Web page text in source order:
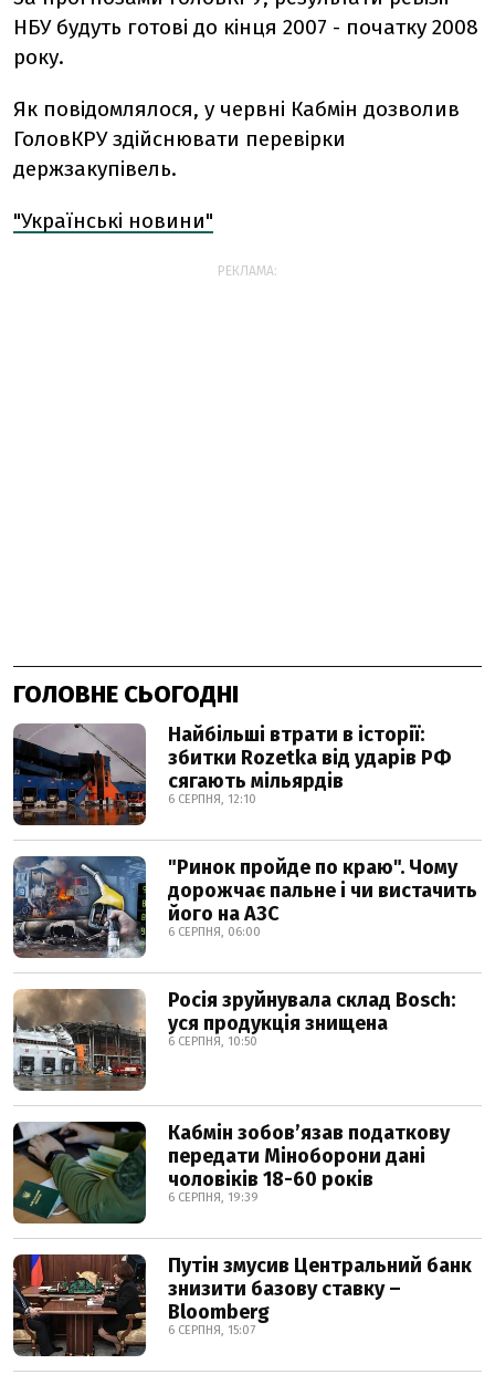
НБУ будуть готові до кінця 2007 - початку 2008
року.
Як повідомлялося, у червні Кабмін дозволив
ГоловКРУ здійснювати перевірки
держзакупівель.
"Українські новини"
РЕКЛАМА:
ГОЛОВНЕ СЬОГОДНІ
Найбільші втрати в історії:
збитки Rozetka від ударів РФ
сягають мільярдів
6 СЕРПНЯ, 12:10
"Ринок пройде по краю". Чому
дорожчає пальне і чи вистачить
його на АЗС
6 СЕРПНЯ, 06:00
Росія зруйнувала склад Bosch:
уся продукція знищена
6 СЕРПНЯ, 10:50
Кабмін зобовʼязав податкову
передати Міноборони дані
чоловіків 18-60 років
6 СЕРПНЯ, 19:39
Путін змусив Центральний банк
знизити базову ставку –
Bloomberg
6 СЕРПНЯ, 15:07